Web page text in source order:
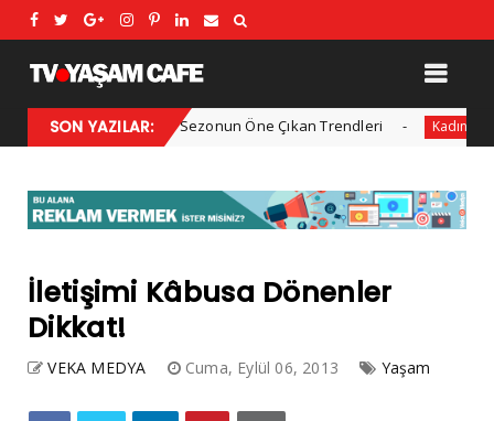
SON YAZILAR:
2025 Kış Modası: Sezonun Öne Çıkan Trendleri Kadın Her yıl
İletişimi Kâbusa Dönenler
Dikkat!
VEKA MEDYA Cuma, Eylül 06, 2013 Yaşam